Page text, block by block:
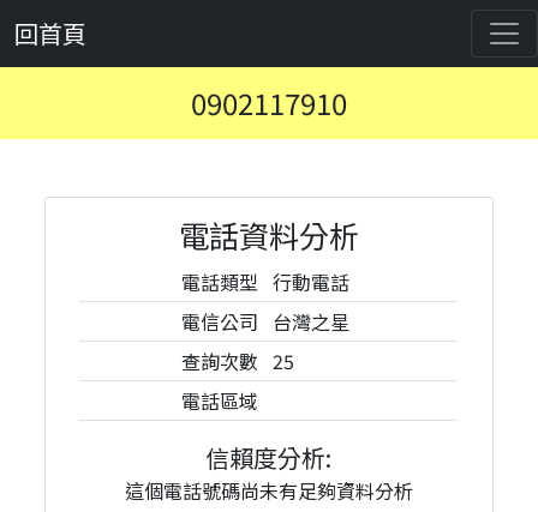
回首頁
0902117910
電話資料分析
電話類型 行動電話
電信公司 台灣之星
查詢次數 25
電話區域
信賴度分析:
這個電話號碼尚未有足夠資料分析